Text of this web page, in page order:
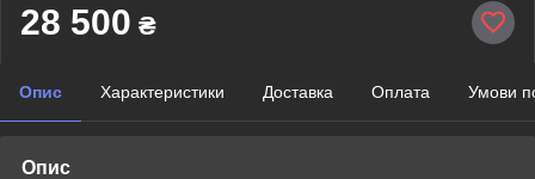
28 500 ₴
Опис Характеристики Доставка Оплата Умови
Опис